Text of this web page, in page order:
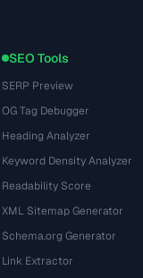
SEO Tools
SERP Preview
OG Tag Debugger
Heading Analyzer
Keyword Density Analyzer
Readability Score
XML Sitemap Generator
Schema.org Generator
Link Extractor